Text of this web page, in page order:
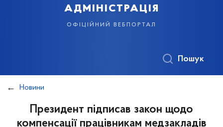
адміністрація
офіційний вебпортал
Пошук
Новини
Президент підписав закон щодо
компенсації працівникам медзакладів